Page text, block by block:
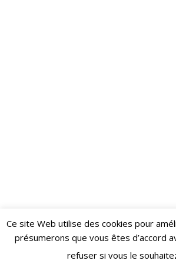
Restez informé·e des dernières
ABONNEZ-VOUS À LA
Ce site Web utilise des cookies pour
présumerons que vous êtes d’accord
refuser si vous le